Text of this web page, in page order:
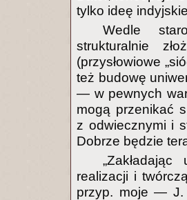
tylko ideę
Wedle
strukturalnie
(przysłowiowe
też budowę
— w pewnych
mogą przenikać
z odwiecznymi i
Dobrze będzie
realizacji i
przyp. moje — J.